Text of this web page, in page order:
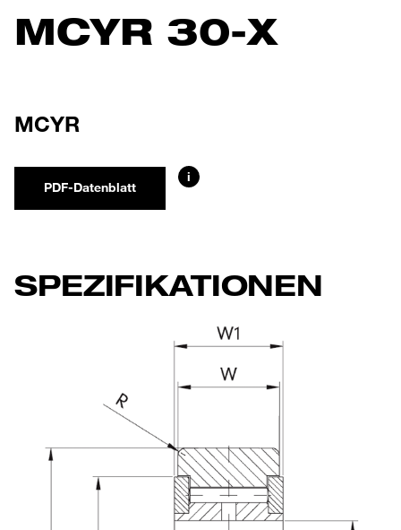
MCYR 30-X
MCYR
PDF-Datenblatt
i
SPEZIFIKATIONEN